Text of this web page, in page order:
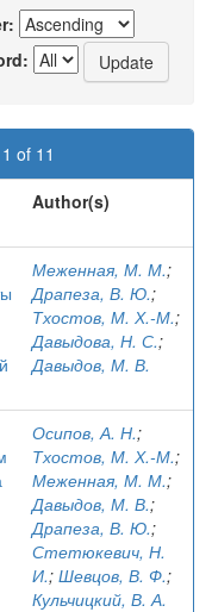
of 11
Author(s)
Меженная, М. М.;
Драпеза, В. Ю.;
Тхостов, М. Х.-М.;
Давыдова, Н. С.;
Давыдов, М. В.
Осипов, А. Н.;
Тхостов, М. Х.-М.;
Меженная, М. М.;
Давыдов, М. В.;
Драпеза, В. Ю.;
Стетюкевич, Н.
И.; Шевцов, В. Ф.;
Кульчицкий, В. А.